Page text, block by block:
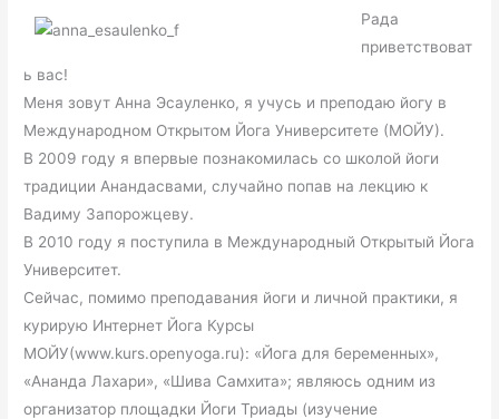
Рада
приветствоват
ь вас!
Меня зовут Анна Эсауленко, я учусь и преподаю йогу в
Международном Открытом Йога Университете (МОЙУ).
В 2009 году я впервые познакомилась со школой йоги
традиции Анандасвами, случайно попав на лекцию к
Вадиму Запорожцеву.
В 2010 году я поступила в Международный Открытый Йога
Университет.
Сейчас, помимо преподавания йоги и личной практики, я
курирую Интернет Йога Курсы
МОЙУ(www.kurs.openyoga.ru): «Йога для беременных»,
«Ананда Лахари», «Шива Самхита»; являюсь одним из
организатор площадки Йоги Триады (изучение